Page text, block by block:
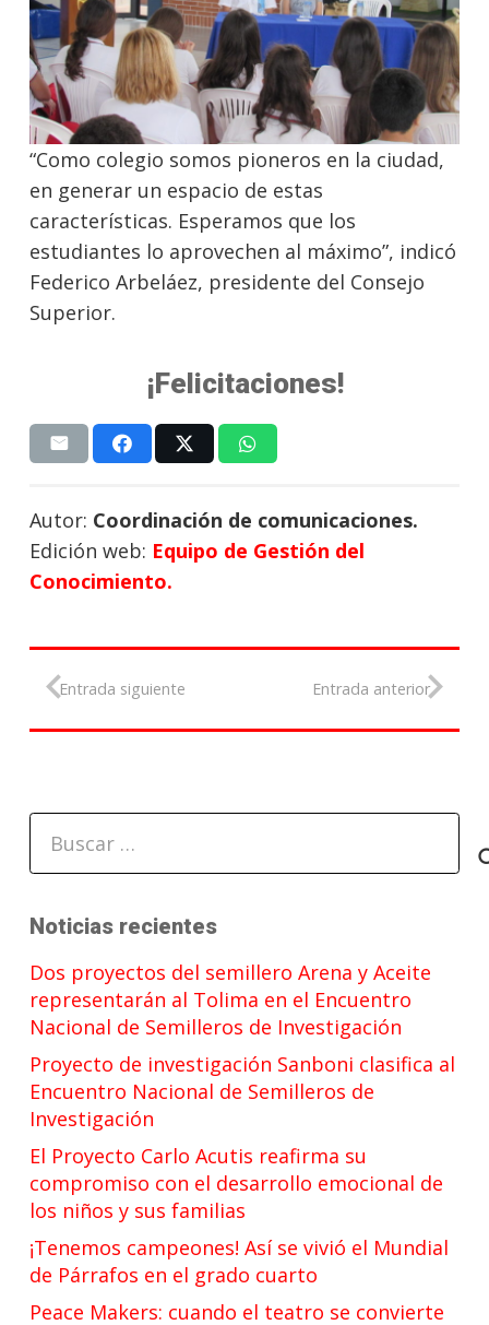
“Como colegio somos pioneros en la ciudad,
en generar un espacio de estas
características. Esperamos que los
estudiantes lo aprovechen al máximo”, indicó
Federico Arbeláez, presidente del Consejo
Superior.
¡Felicitaciones!
Autor: Coordinación de comunicaciones.
Edición web: Equipo de Gestión del
Conocimiento.
Entrada siguiente Entrada anterior
Noticias recientes
Dos proyectos del semillero Arena y Aceite
representarán al Tolima en el Encuentro
Nacional de Semilleros de Investigación
Proyecto de investigación Sanboni clasifica al
Encuentro Nacional de Semilleros de
Investigación
El Proyecto Carlo Acutis reafirma su
compromiso con el desarrollo emocional de
los niños y sus familias
¡Tenemos campeones! Así se vivió el Mundial
de Párrafos en el grado cuarto
Peace Makers: cuando el teatro se convierte